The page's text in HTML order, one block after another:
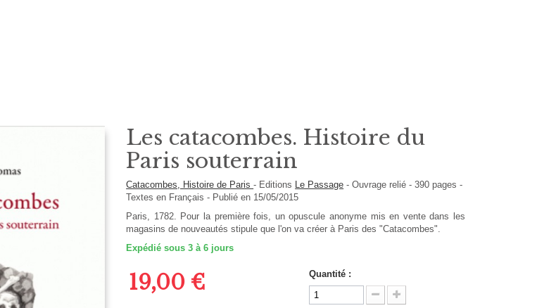
Les catacombes. Histoire du
Paris souterrain
Catacombes, Histoire de Paris- Editions Le Passage -Ouvrage relié-390pages -
Textes en Français- Publié en 15/05/2015
Paris, 1782. Pour la première fois, un opuscule anonyme mis en vente dans les
magasins de nouveautés stipule que l'on va créer à Paris des "Catacombes".
Expédié sous 3 à 6 jours
19,00 € Quantité :